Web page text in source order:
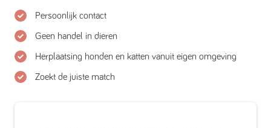
Persoonlijk contact
Geen handel in dieren
Herplaatsing honden en katten vanuit eigen omgeving
Zoekt de juiste match